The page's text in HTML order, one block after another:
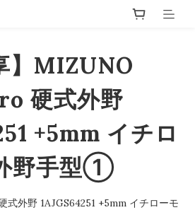
】MIZUNO
硬式外野
+5mm イチロ
野⼿型①
外野 1AJGS64251 +5mm イチローモ